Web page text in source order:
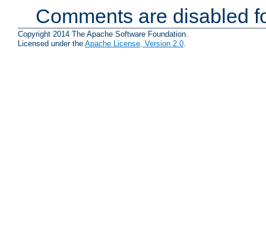
Comments are disabled
Copyright 2014 The Apache Software Foundation.
Licensed under the Apache License, Version 2.0.